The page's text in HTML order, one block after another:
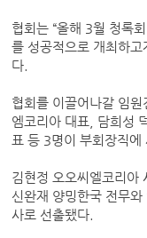
협회는 “올해 3월 청록
를 성공적으로 개최하고
다.
협회를 이끌어나갈 임
엠코리아 대표, 담희성
표 등 3명이 부회장직에
김현정 오오씨엘코리아
신완재 양밍한국 전무
사로 선출됐다.